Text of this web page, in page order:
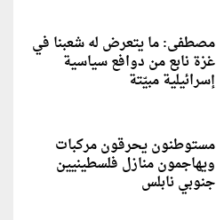
مصطفى: ما يتعرض له شعبنا في
غزة نابع من دوافع سياسية
إسرائيلية مبيّتة
مستوطنون يحرقون مركبات
ويهاجمون منازل فلسطينيين
جنوبي نابلس